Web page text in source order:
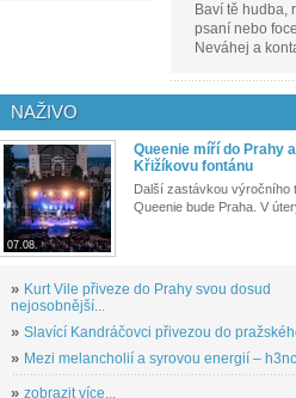
Baví tě hudba,
psaní nebo
Neváhej a
NAŽIVO
07.08.
Queenie míří do Prahy
Křižíkovu fontánu
Další zastávkou výročního
Queenie bude Praha. V
» Kurt Vile přiveze do Prahy svou dosud
nejosobnější...
» Slavící Kandráčovci přivezou do
» Mezi melancholií a syrovou energií –
» zobrazit více...